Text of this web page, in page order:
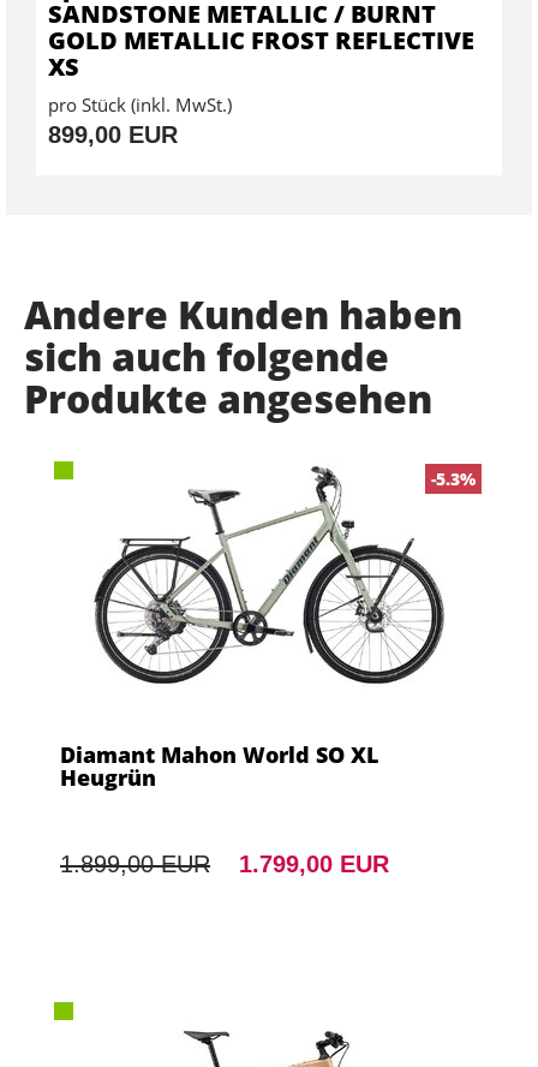
SANDSTONE METALLIC / BURNT
GOLD METALLIC FROST REFLECTIVE
XS
pro Stück (inkl. MwSt.)
899,00 EUR
Andere Kunden haben
sich auch folgende
Produkte angesehen
-5.3%
Diamant Mahon World SO XL
Heugrün
1.899,00 EUR 1.799,00 EUR